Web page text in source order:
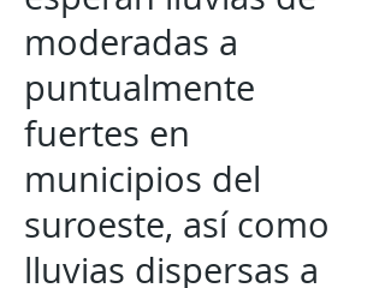
moderadas a
puntualmente
fuertes en
municipios del
suroeste, así como
lluvias dispersas a